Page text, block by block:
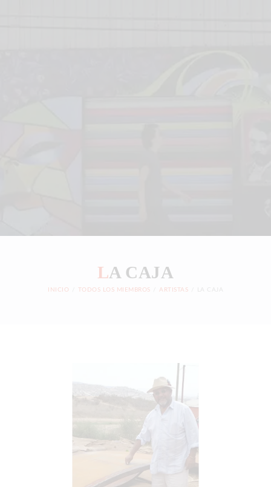
LA CAJA
INICIO TODOS LOS MIEMBROS ARTISTAS LA CAJA